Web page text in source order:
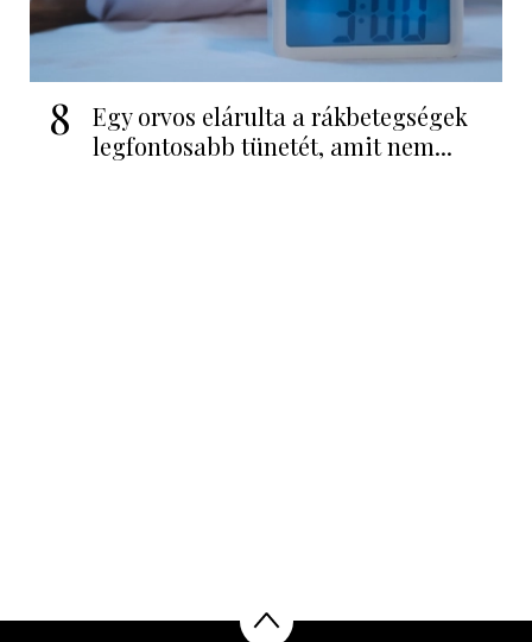
8
Egy orvos elárulta a rákbetegségek
legfontosabb tünetét, amit nem...